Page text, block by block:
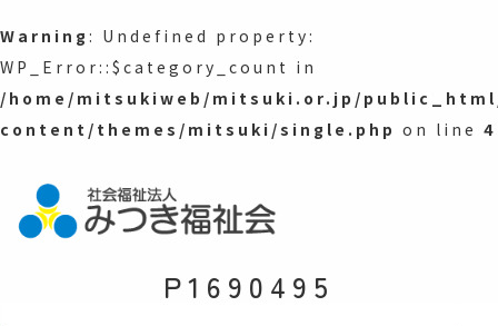
Warning : Undefined property:
WP_Error::$category_count in
/home/mitsukiweb/mitsuki.or.jp/
content/themes/mitsuki/single.php on line 4
P1690495